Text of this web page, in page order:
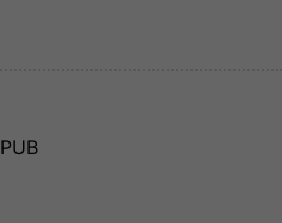
PUB